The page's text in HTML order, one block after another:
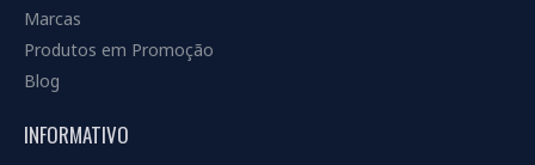
Marcas
Produtos em Promoção
Blog
INFORMATIVO